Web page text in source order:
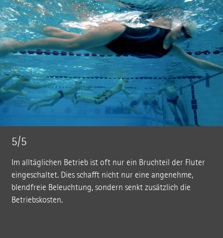
5/5
Im alltäglichen Betrieb ist oft nur ein Bruchteil der Fluter
eingeschaltet. Dies schafft nicht nur eine angenehme,
blendfreie Beleuchtung, sondern senkt zusätzlich die
Betriebskosten.